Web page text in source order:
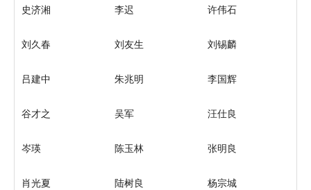
史济湘 李迟 许伟石
刘久春 刘友生 刘锡麟
吕建中 朱兆明 李国辉
谷才之 吴军 汪仕良
岑瑛 陈玉林 张明良
肖光夏 陆树良 杨宗城